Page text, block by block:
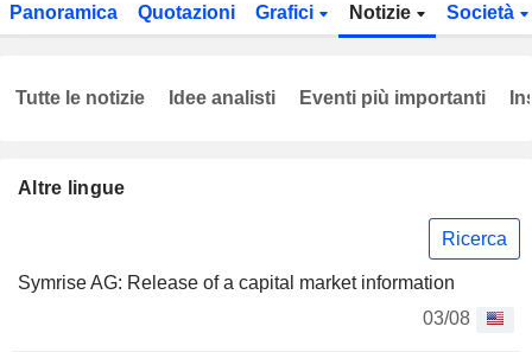
Panoramica Quotazioni Grafici Notizie Società
Altre lingue
Ricerca
Symrise AG: Release of a capital market information
03/08
Tutte le notizie Idee analisti Eventi più importanti